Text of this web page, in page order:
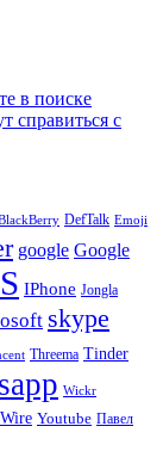
в поиске
справиться с
DefTalk Emoji
google Google
IPhone Jongla
skype
Threema Tinder
Wickr
Wire Youtube Павел